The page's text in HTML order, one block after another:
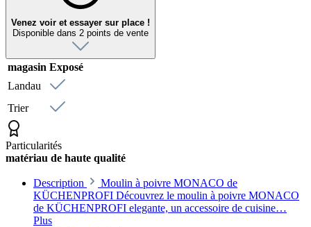
Venez voir et essayer sur place !
Disponible dans 2 points de vente
magasin Exposé
Landau
Trier
Particularités
matériau de haute qualité
Description
Moulin à poivre MONACO de
KÜCHENPROFI Découvrez le moulin à poivre MONACO
de KÜCHENPROFI elegante, un accessoire de cuisine…
Plus